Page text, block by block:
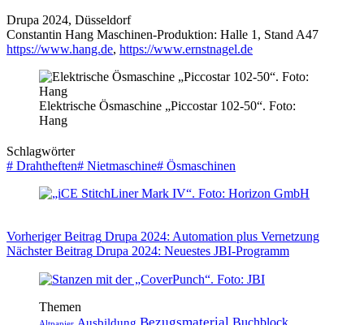
Drupa 2024, Düsseldorf
Constantin Hang Maschinen-Produktion: Halle 1, Stand A47
https://www.hang.de, https://www.ernstnagel.de
Elektrische Ösmaschine „Piccostar 102-50“. Foto:
Hang
Schlagwörter
# Drahtheften# Nietmaschine# Ösmaschinen
VorherigerBeitrag Drupa 2024: Automation plus Vernetzung
NächsterBeitrag Drupa 2024: Neuestes JBI-Programm
Themen
Buchblock